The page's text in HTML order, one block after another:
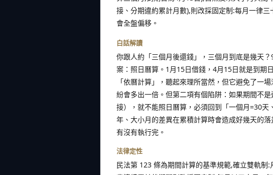
接、分期違約累計月數),則改採固定制:每月一律
會全盤偏移。
白話解讀
你跟人約「三個月後還錢」，三個月到底是幾天
案：照日曆算。1月15日借錢，4月15日就是到期
「依曆計算」，聽起來理所當然，但它避免了一
紛會多出一倍。但第二項有個陷阱：如果期間不
接），就不能照日曆算，必須回到「一個月=30
年、大小月的差異在累積計算時會造成好幾天的
有沒有執行完。
法律定性
民法第 123 條為期間計算的基準規範,確立雙軌